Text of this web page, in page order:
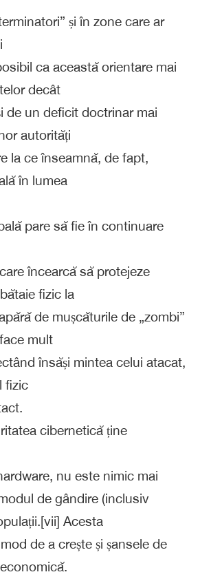
și în zone care ar
ca această orientare mai
decât
de un deficit doctrinar mai
autorități
la ce înseamnă, de fapt,
în lumea
pare să fie în continuare
încearcă să protejeze
fizic la
de mușcăturile de „zombi”
mult
însăși mintea celui atacat,
fizic
cibernetică ține
nu este nimic mai
de gândire (inclusiv
Acesta
de a crește și șansele de